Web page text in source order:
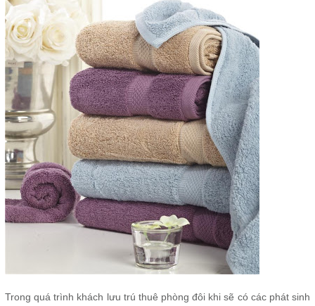
Trong quá trình khách lưu trú thuê phòng đôi khi sẽ có các phát sinh